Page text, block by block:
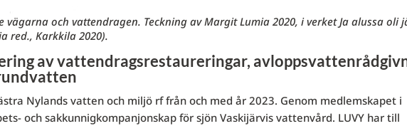
och vattendragen. Teckning av Margit Lumia 2020, i verket Ja alussa oli
red., Karkkila 2020).
av vattendragsrestaureringar,
Nylands vatten och miljö rf från och med år 2023. Genom medlemskapet i
och sakkunnigkompanjonskap för sjön Vaskijärvis vattenvård. LUVY har till